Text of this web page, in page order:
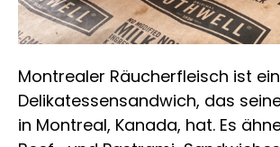
Montrealer Räucherfleisch ist
Delikatessensandwich, das
in Montreal, Kanada, hat. Es